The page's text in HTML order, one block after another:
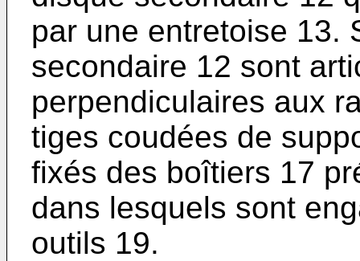
par une entretoise 13.
secondaire 12 sont
perpendiculaires aux
tiges coudées de
fixés des boîtiers 17
dans lesquels sont
outils 19.